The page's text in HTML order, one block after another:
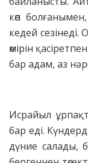
көп
кедей
өмірін
бар адам, аз
Исрайыл
бар еді.
дүние салады,